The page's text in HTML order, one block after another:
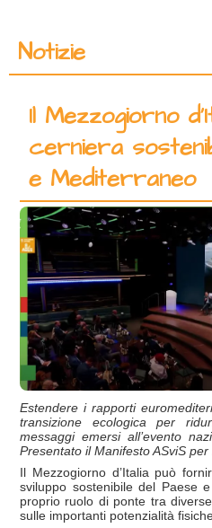
Notizie
Il Mezzogiorno
cerniera
e Mediterraneo
Estendere i rapporti
transizione ecologica per
messaggi emersi all’evento
Presentato il Manifesto ASviS
Il Mezzogiorno d’Italia può
sviluppo sostenibile del Paese
proprio ruolo di ponte tra
sulle importanti potenzialità